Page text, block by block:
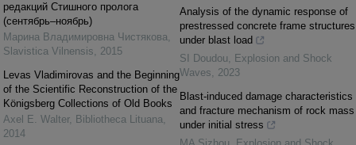
редакций Стишного пролога
(сентябрь–ноябрь)
Марина Владимировна Чистякова,
Slavistica Vilnensis, 2015
Levas Vladimirovas and the Beginning
of the Scientific Reconstruction of the
Königsberg Collections of Old Books
Axel E. Walter, Bibliotheca Lituana,
2014
Analysis of the dynamic response of
prestressed concrete frame structures
under blast load
SI Doudou, Explosion and Shock
Waves, 2023
Blast-induced damage characteristics
and fracture mechanism of rock mass
under initial stress